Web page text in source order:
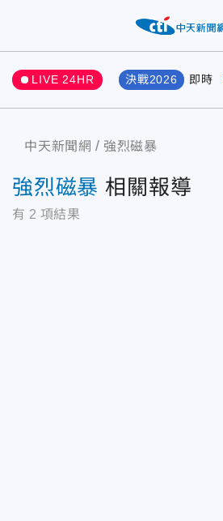
LIVE 24HR 決戰2026 即時
中天新聞網 強烈磁暴
強烈磁暴 相關報導
有 2 項結果